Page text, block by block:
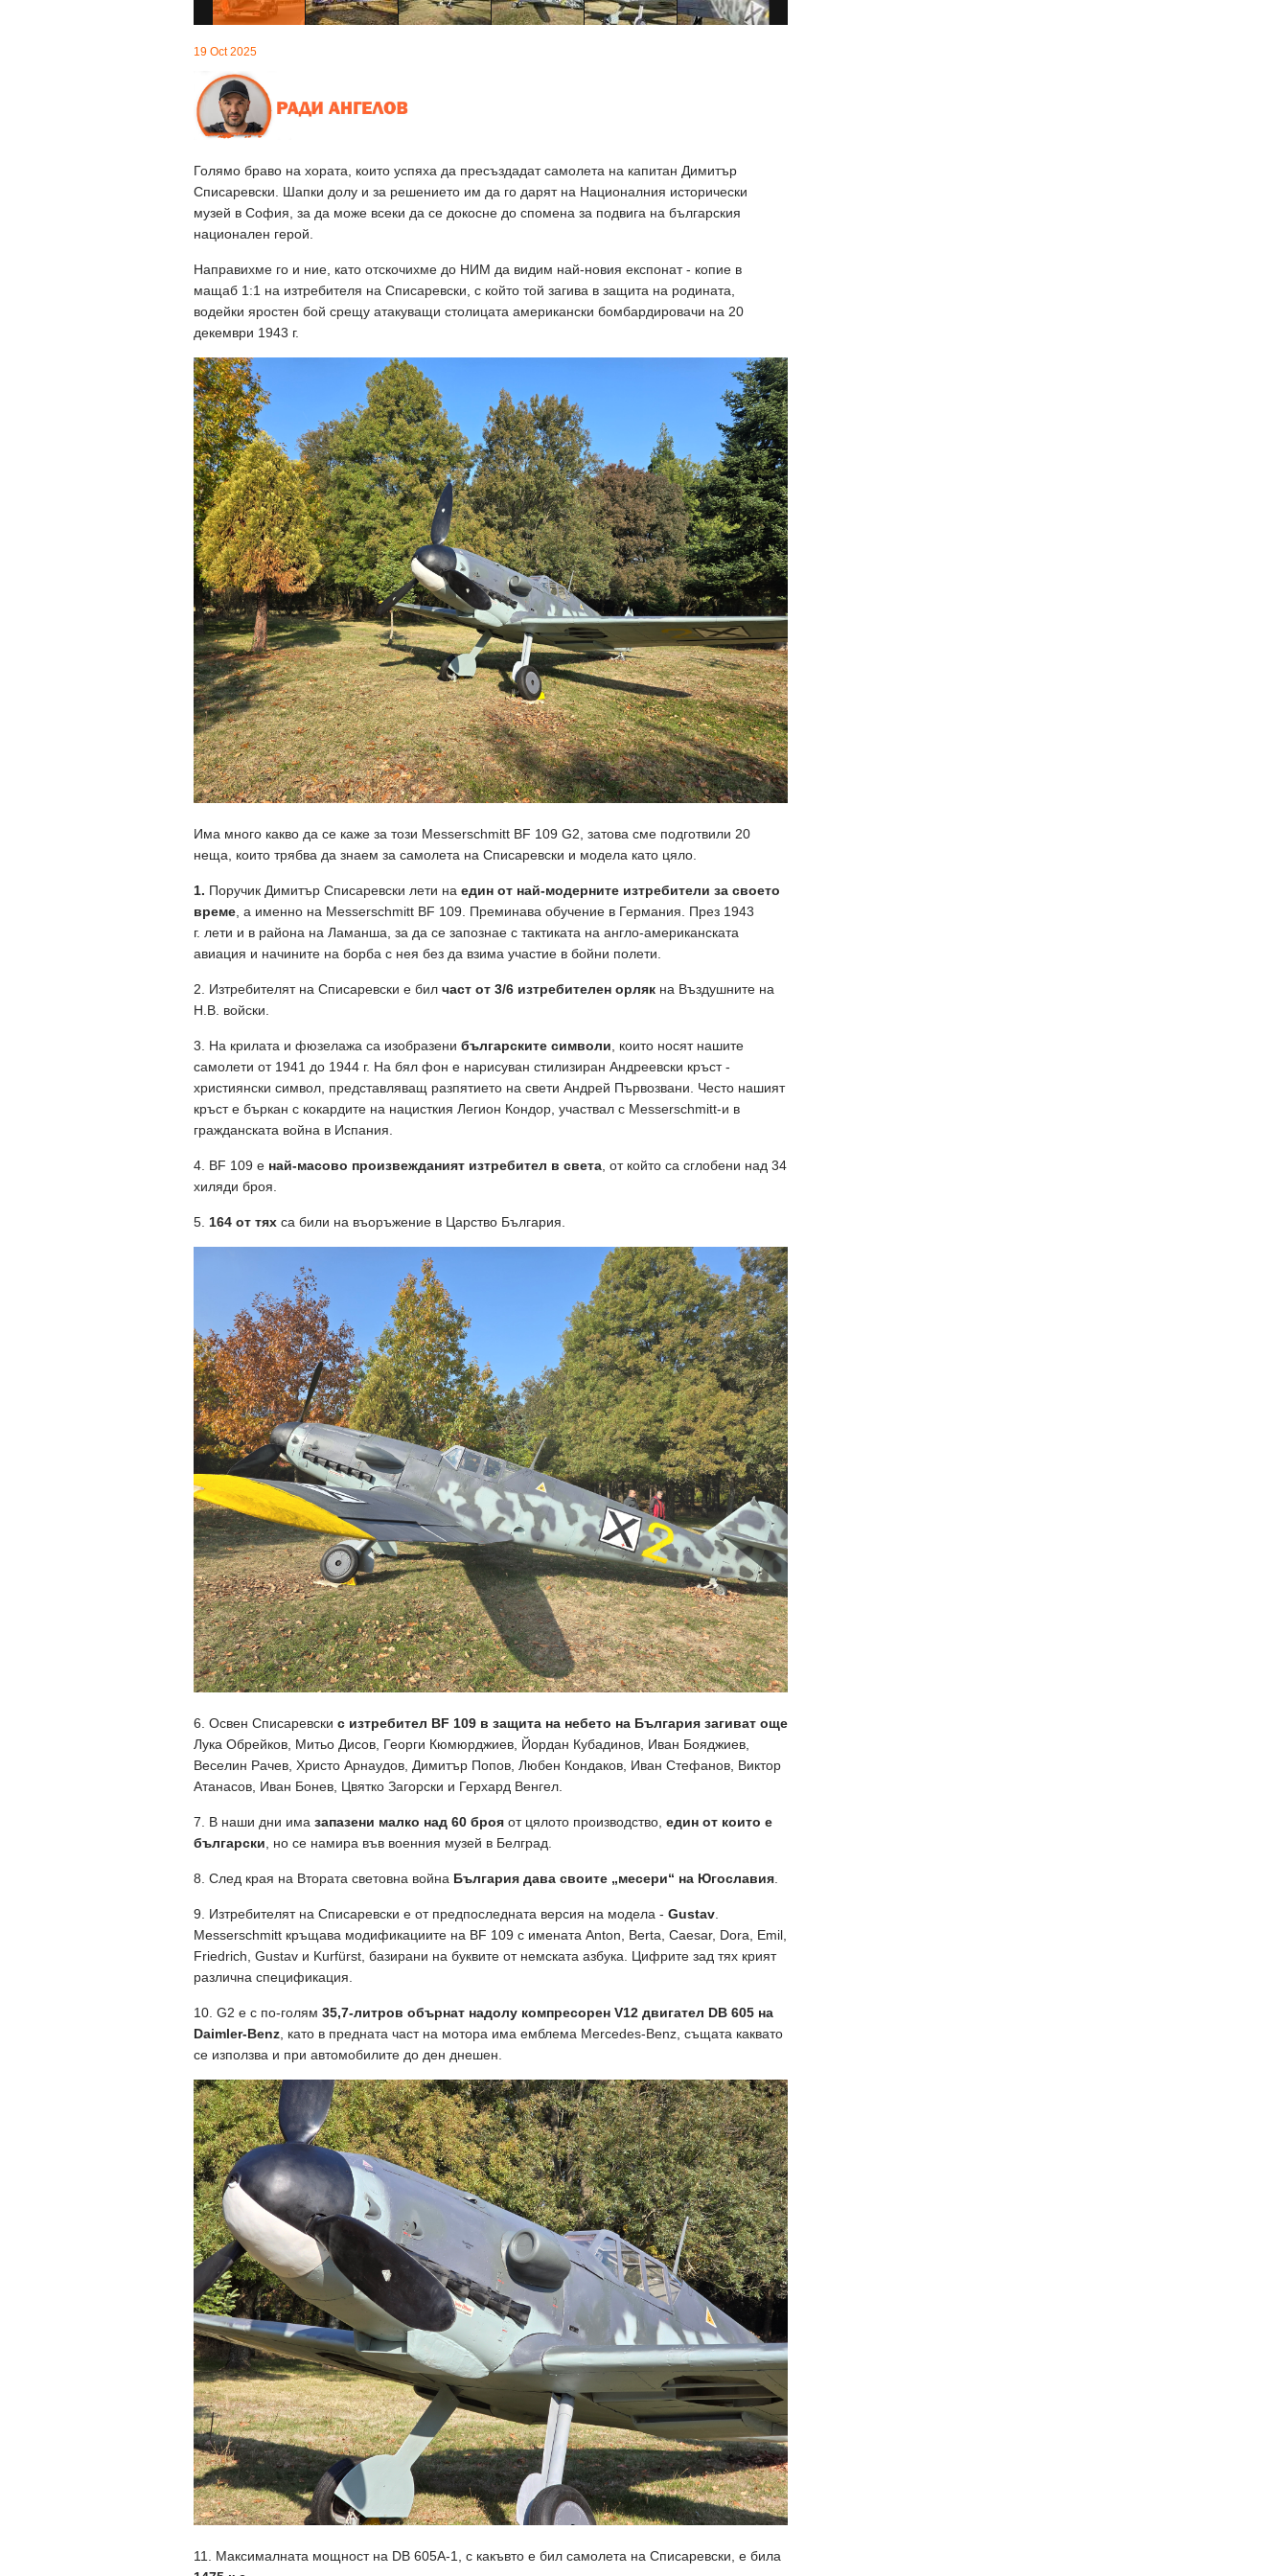
19 Oct 2025
Голямо браво на хората, които успяха да пресъздадат самолета на капитан Димитър
Списаревски. Шапки долу и за решението им да го дарят на Националния исторически
музей в София, за да може всеки да се докосне до спомена за подвига на българския
национален герой.
Направихме го и ние, като отскочихме до НИМ да видим най-новия експонат - копие в
мащаб 1:1 на изтребителя на Списаревски, с който той загива в защита на родината,
водейки яростен бой срещу атакуващи столицата американски бомбардировачи на 20
декември 1943 г.
Има много какво да се каже за този Messerschmitt BF 109 G2, затова сме подготвили 20
неща, които трябва да знаем за самолета на Списаревски и модела като цяло.
1. Поручик Димитър Списаревски лети на един от най-модерните изтребители за своето
време, а именно на Messerschmitt BF 109. Преминава обучение в Германия. През 1943
г. лети и в района на Ламанша, за да се запознае с тактиката на англо-американската
авиация и начините на борба с нея без да взима участие в бойни полети.
2. Изтребителят на Списаревски е бил част от 3/6 изтребителен орляк на Въздушните на
Н.В. войски.
3. На крилата и фюзелажа са изобразени българските символи, които носят нашите
самолети от 1941 до 1944 г. На бял фон е нарисуван стилизиран Андреевски кръст -
християнски символ, представляващ разпятието на свети Андрей Първозвани. Често нашият
кръст е бъркан с кокардите на нацисткия Легион Кондор, участвал с Messerschmitt-и в
гражданската война в Испания.
4. BF 109 е най-масово произвежданият изтребител в света, от който са сглобени над 34
хиляди броя.
5. 164 от тях са били на въоръжение в Царство България.
6. Освен Списаревски с изтребител BF 109 в защита на небето на България загиват още
Лука Обрейков, Митьо Дисов, Георги Кюмюрджиев, Йордан Кубадинов, Иван Бояджиев,
Веселин Рачев, Христо Арнаудов, Димитър Попов, Любен Кондаков, Иван Стефанов, Виктор
Атанасов, Иван Бонев, Цвятко Загорски и Герхард Венгел.
7. В наши дни има запазени малко над 60 броя от цялото производство, един от които е
български, но се намира във военния музей в Белград.
8. След края на Втората световна война България дава своите „месери“ на Югославия.
9. Изтребителят на Списаревски е от предпоследната версия на модела - Gustav.
Messerschmitt кръщава модификациите на BF 109 с имената Anton, Berta, Caesar, Dora, Emil,
Friedrich, Gustav и Kurfürst, базирани на буквите от немската азбука. Цифрите зад тях крият
различна спецификация.
10. G2 е с по-голям 35,7-литров обърнат надолу компресорен V12 двигател DB 605 на
Daimler-Benz, като в предната част на мотора има емблема Mercedes-Benz, същата каквато
се използва и при автомобилите до ден днешен.
11. Максималната мощност на DB 605A-1, с какъвто е бил самолета на Списаревски, е била